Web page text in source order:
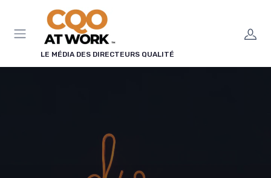
LE MÉDIA DES DIRECTEURS QUALITÉ
Panneau de gestion des cookies